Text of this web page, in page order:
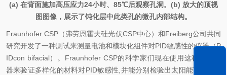
(a) 在背面施加高压应力24小时、85℃后观察孔洞。(b) 放大的顶视
图图像，展示了钝化层中此类孔的微孔内部结构。
Fraunhofer CSP （弗劳恩霍夫硅光伏CSP中心）和Freiberg公司共同
研究开发了一种测试来测量电池和模块化组件对PID敏感性的仪器（P
IDcon bifacial）。Fraunhofer CSP的科学家们现在使用这种测试仪
器来验证多样化的材料对PID敏感性,并能分别检验出太阳能TOPCon